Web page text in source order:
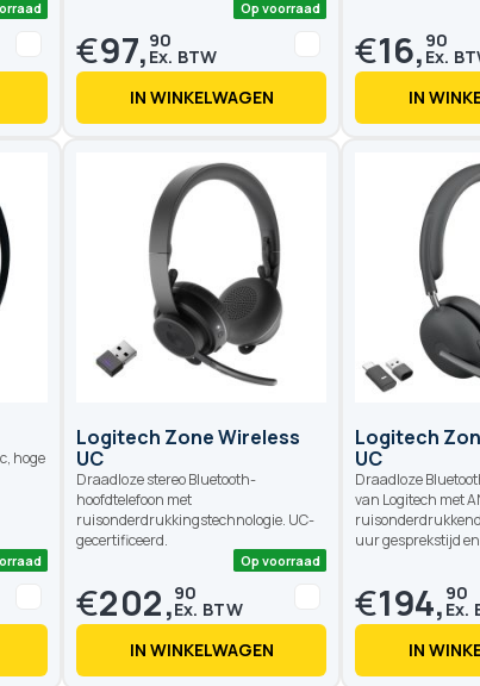
Op voorraad
€97, 90
IN WINKELWAGEN
€16, 90
IN
hoge
Logitech Zone Wireless
UC
Draadloze stereo Bluetooth-
hoofdtelefoon met
ruisonderdrukkingstechnologie. UC-
gecertificeerd.
€202,90
IN WINKELWAGEN
Logitech
UC
Draadloze
van Logitech met
uur gesprekstijd
€194, 90
IN